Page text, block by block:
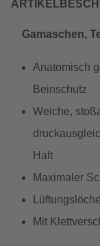
Gamaschen,
Anatomisch
Beinschutz
Weiche,
Halt
Maximaler
Mit